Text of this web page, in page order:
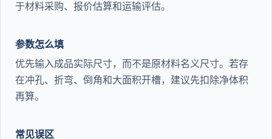
于材料采购、报价估算和运输评估。
参数怎么填
优先输入成品实际尺寸，而不是原材料名义尺寸。若存
在冲孔、折弯、倒角和大面积开槽，建议先扣除净体积
再算。
常见误区